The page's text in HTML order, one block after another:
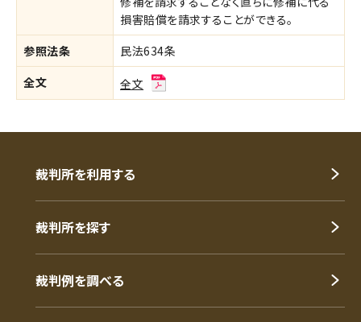
損害賠償を請求することができる。
参照法条
民法634条
全文
全文
裁判所を利用する
裁判所を探す
裁判例を調べる